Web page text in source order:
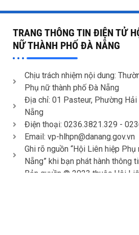
TRANG THÔNG TIN ĐIỆN TỬ
NỮ THÀNH PHỐ ĐÀ NẴNG
Chịu trách nhiệm nội dung:
Phụ nữ thành phố Đà Nẵng
Địa chỉ: 01 Pasteur, Phường Hải
Nẵng
Điện thoại: 0236.3821.329 -
Email: vp-hlhpn@danang.gov.vn
Ghi rõ nguồn “Hội Liên hiệp
Nẵng” khi bạn phát hành thông
Bản quyền © 2023 thuộc Hội